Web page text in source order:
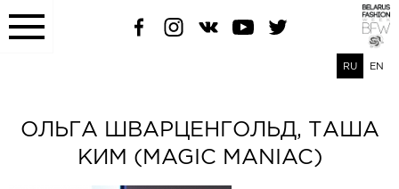
RU EN
ОЛЬГА ШВАРЦЕНГОЛЬД, ТАША
КИМ (MAGIC MANIAC)